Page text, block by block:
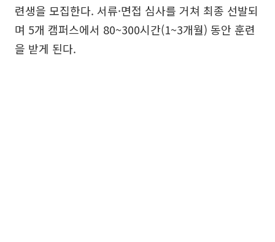
련생을 모집한다. 서류·면접 심사를 거쳐 최종 선발되
며 5개 캠퍼스에서 80~300시간(1~3개월) 동안 훈련
을 받게 된다.